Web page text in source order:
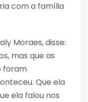
com a família
Moraes, disse:
mas que as
foram
Que ela
ela falou nos